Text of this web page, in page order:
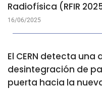
Radiofísica (RFIR
16/06/2025
El CERN detecta
desintegración de
puerta hacia la